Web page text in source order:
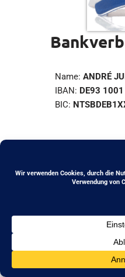
Name: ANDRÉ
IBAN: DE93
BIC: